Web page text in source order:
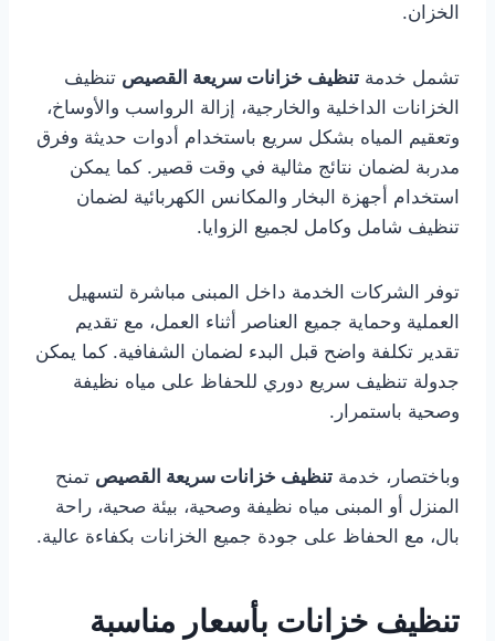
الخزان.
تشمل خدمة تنظيف خزانات سريعة القصيص تنظيف
الخزانات الداخلية والخارجية، إزالة الرواسب والأوساخ،
وتعقيم المياه بشكل سريع باستخدام أدوات حديثة وفرق
مدربة لضمان نتائج مثالية في وقت قصير. كما يمكن
استخدام أجهزة البخار والمكانس الكهربائية لضمان
تنظيف شامل وكامل لجميع الزوايا.
توفر الشركات الخدمة داخل المبنى مباشرة لتسهيل
العملية وحماية جميع العناصر أثناء العمل، مع تقديم
تقدير تكلفة واضح قبل البدء لضمان الشفافية. كما يمكن
جدولة تنظيف سريع دوري للحفاظ على مياه نظيفة
وصحية باستمرار.
وباختصار، خدمة تنظيف خزانات سريعة القصيص تمنح
المنزل أو المبنى مياه نظيفة وصحية، بيئة صحية، راحة
بال، مع الحفاظ على جودة جميع الخزانات بكفاءة عالية.
تنظيف خزانات بأسعار مناسبة